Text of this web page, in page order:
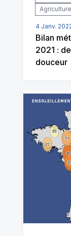
4 Janv.
Bilan
2021 :
douceur